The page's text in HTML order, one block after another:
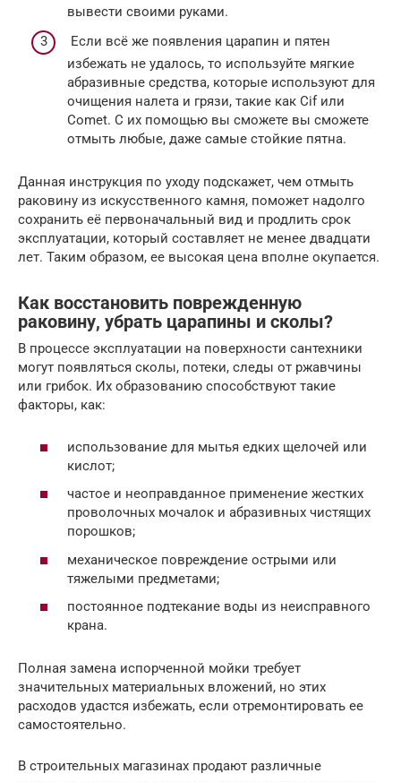
вывести своими руками.
Если всё же появления царапин и пятен
избежать не удалось, то используйте мягкие
абразивные средства, которые используют для
очищения налета и грязи, такие как Cif или
Comet. С их помощью вы сможете вы сможете
отмыть любые, даже самые стойкие пятна.
Данная инструкция по уходу подскажет, чем отмыть
раковину из искусственного камня, поможет надолго
сохранить её первоначальный вид и продлить срок
эксплуатации, который составляет не менее двадцати
лет. Таким образом, ее высокая цена вполне окупается.
Как восстановить поврежденную
раковину, убрать царапины и сколы?
В процессе эксплуатации на поверхности сантехники
могут появляться сколы, потеки, следы от ржавчины
или грибок. Их образованию способствуют такие
факторы, как:
использование для мытья едких щелочей или
кислот;
частое и неоправданное применение жестких
проволочных мочалок и абразивных чистящих
порошков;
механическое повреждение острыми или
тяжелыми предметами;
постоянное подтекание воды из неисправного
крана.
Полная замена испорченной мойки требует
значительных материальных вложений, но этих
расходов удастся избежать, если отремонтировать ее
самостоятельно.
В строительных магазинах продают различные